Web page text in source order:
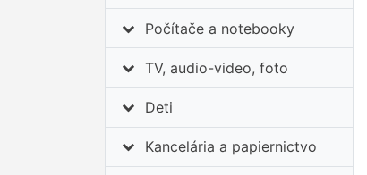
Počítače a notebooky
TV, audio-video, foto
Deti
Kancelária a papiernictvo